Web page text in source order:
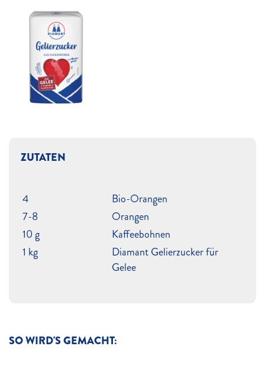
SO WIRD'S GEMACHT:
ZUTATEN
4
Bio-Orangen
7-8
Orangen
10 g
Kaffeebohnen
1 kg
Diamant Gelierzucker für
Gelee